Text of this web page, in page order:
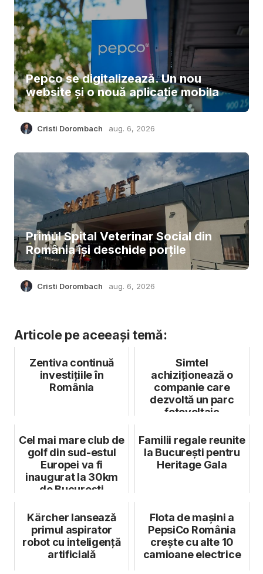
Pepco se digitalizează. Un nou
website și o nouă aplicație mobila
Cristi Dorombach aug. 6, 2026
Primul Spital Veterinar Social din
România își deschide porțile
Cristi Dorombach aug. 6, 2026
Articole pe aceeași temă:
Zentiva continuă
investițiile în
România
Simtel
achiziționează o
companie care
dezvoltă un parc
fotovoltaic
Cel mai mare club de
golf din sud-estul
Europei va fi
inaugurat la 30km
de București
Familii regale reunite
la București pentru
Heritage Gala
Kärcher lansează
primul aspirator
robot cu inteligență
artificială
Flota de mașini a
PepsiCo România
crește cu alte 10
camioane electrice